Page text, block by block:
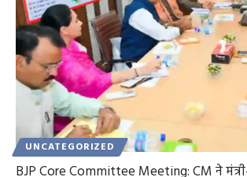
UNCATEGORIZED
BJP Core Committee Meeting: CM ने